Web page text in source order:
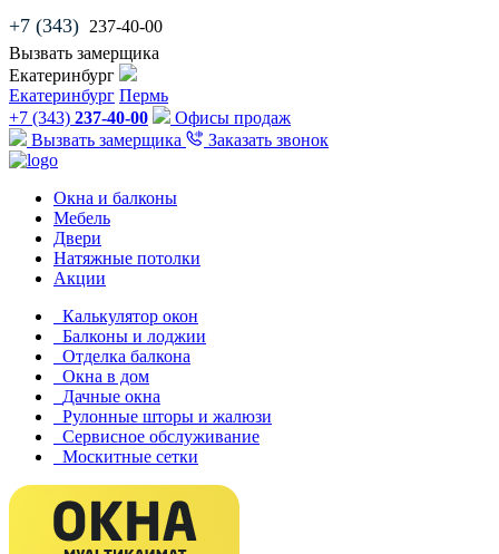
+7 (343) 237-40-00
Вызвать замерщика
Екатеринбург
Екатеринбург Пермь
+7 (343) 237-40-00
Офисы продаж
Вызвать замерщика
Заказать звонок
Окна и балконы
Мебель
Двери
Натяжные потолки
Акции
Калькулятор окон
Балконы и лоджии
Отделка балкона
Окна в дом
Дачные окна
Рулонные шторы и жалюзи
Сервисное обслуживание
Москитные сетки